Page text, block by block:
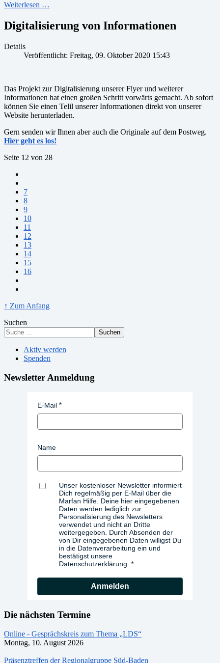
Weiterlesen …
Digitalisierung von Informationen
Details
Veröffentlicht: Freitag, 09. Oktober 2020 15:43
Das Projekt zur Digitalisierung unserer Flyer und weiterer
Informationen hat einen großen Schritt vorwärts gemacht. Ab sofort
können Sie einen Telil unserer Informationen direkt von unserer
Website herunterladen.
Gern senden wir Ihnen aber auch die Originale auf dem Postweg.
Hier geht es los!
Seite 12 von 28
7
8
9
10
11
12
13
14
15
16
↑ Zum Anfang
Suchen
Suchen
Aktiv werden
Spenden
Newsletter Anmeldung
E-Mail
Name
Unser kostenloser Newsletter informiert
Dich regelmäßig per E-Mail über die
Marfan Hilfe. Deine hier eingegebenen
Daten werden lediglich zur
Personalisierung des Newsletters
verwendet und nicht an Dritte
weitergegeben. Durch Absenden der
von Dir eingegebenen Daten willigst Du
in die Datenverarbeitung ein und
bestätigst unsere
Datenschutzerklärung.
Anmelden
Die nächsten Termine
Online - Gesprächskreis zum Thema „LDS“
Montag, 10. August 2026
Präsenztreffen der Regionalgruppe Süd-Baden